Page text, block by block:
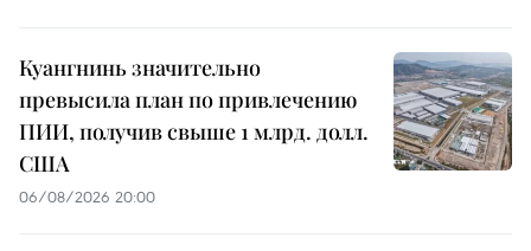
Куангнинь значительно
превысила план по привлечению
ПИИ, получив свыше 1 млрд. долл.
США
06/08/2026 20:00